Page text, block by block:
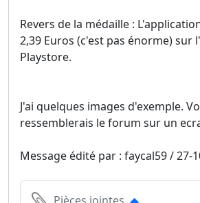
Revers de la médaille :
2,39 Euros (c'est pas énorme) sur
Playstore.
J'ai quelques images d'exemple.
ressemblerais le forum sur un
Message édité par : faycal59 / 27-